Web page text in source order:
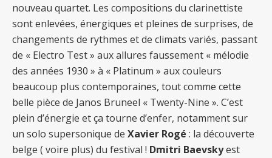
nouveau quartet. Les compositions du clarinettiste
sont enlevées, énergiques et pleines de surprises, de
changements de rythmes et de climats variés, passant
de « Electro Test » aux allures faussement « mélodie
des années 1930 » à « Platinum » aux couleurs
beaucoup plus contemporaines, tout comme cette
belle pièce de Janos Bruneel « Twenty-Nine ». C’est
plein d’énergie et ça tourne d’enfer, notamment sur
un solo supersonique de Xavier Rogé : la découverte
belge ( voire plus) du festival ! Dmitri Baevskyest